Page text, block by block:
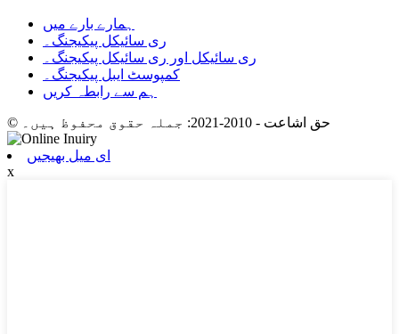
ہمارے بارے میں
ری سائیکل پیکیجنگ۔
ری سائیکل اور ری سائیکل پیکیجنگ۔
کمپوسٹ ایبل پیکیجنگ۔
ہم سے رابطہ کریں
© حق اشاعت - 2010-2021: جملہ حقوق محفوظ ہیں۔
ای میل بھیجیں
x